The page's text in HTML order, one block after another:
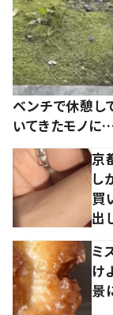
ベンチで休憩し
いてきたモノに
京
し
買
出
ミ
け
景